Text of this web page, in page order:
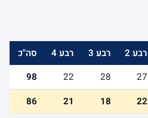
רבע 2 רבע 3 רבע 4
סה"כ
27
28
22
98
22
18
21
86